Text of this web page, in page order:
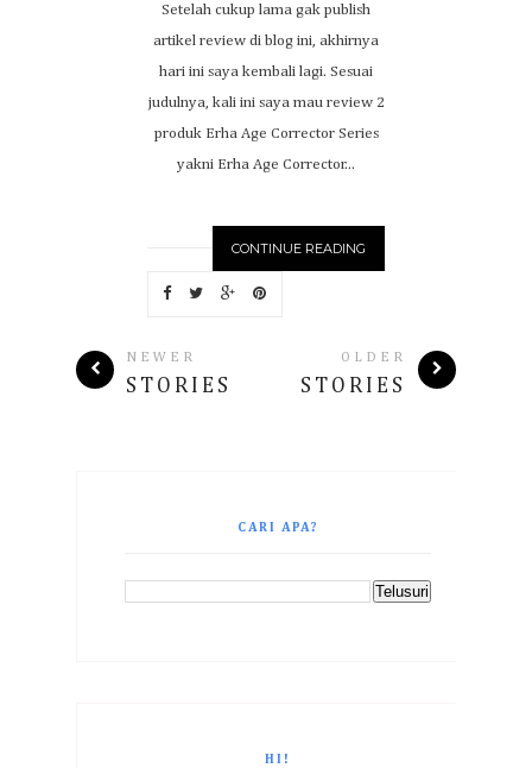
Setelah cukup lama gak publish
artikel review di blog ini, akhirnya
hari ini saya kembali lagi. Sesuai
judulnya, kali ini saya mau review 2
produk Erha Age Corrector Series
yakni Erha Age Corrector...
CONTINUE READING
NEWER
STORIES
OLDER
STORIES
CARI APA?
HI!